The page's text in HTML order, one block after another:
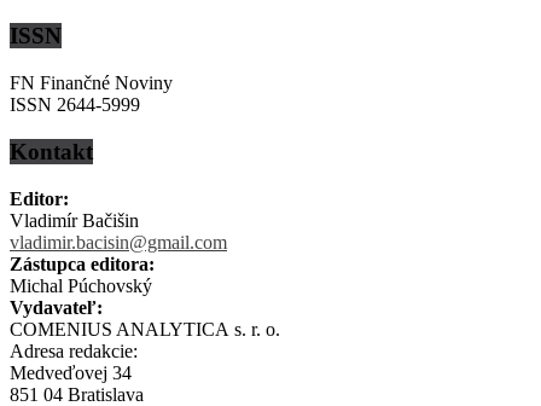
ISSN
FN Finančné Noviny
ISSN 2644-5999
Kontakt
Editor:
Vladimír Bačišin
vladimir.bacisin@gmail.com
Zástupca editora:
Michal Púchovský
Vydavateľ:
COMENIUS ANALYTICA s. r. o.
Adresa redakcie:
Medveďovej 34
851 04 Bratislava